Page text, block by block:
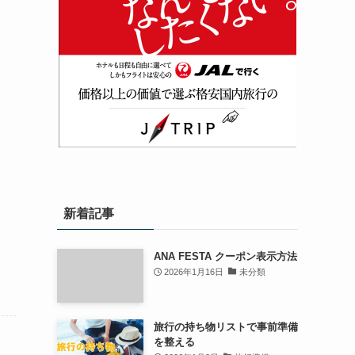
新着記事
ANA FESTA クーポン表示方法
2026年1月16日 未分類
旅行の持ち物リストで事前準備
を整える